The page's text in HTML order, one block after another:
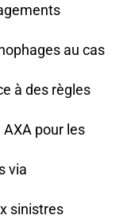
au cas
à des règles
pour les
via
sinistres